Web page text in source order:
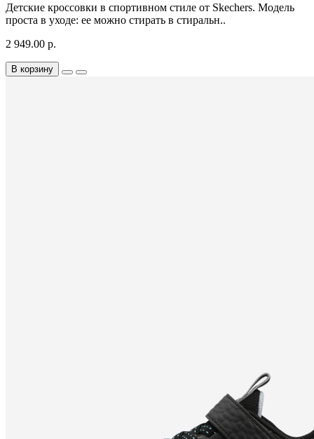
Детские кроссовки в спортивном стиле от Skechers. Модель
проста в уходе: ее можно стирать в стиральн..
2 949.00 р.
В корзину